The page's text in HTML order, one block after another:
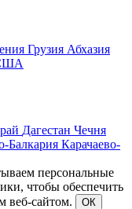
Грузия Абхазия
Дагестан Чечня
Балкария Карачаево-
персональные
чтобы обеспечить
веб-сайтом.
ОК